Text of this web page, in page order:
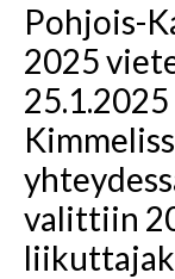
Pohjois-
2025
valittiin